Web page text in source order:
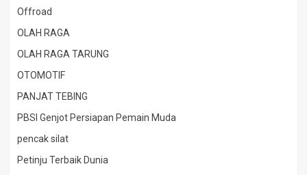
Offroad
OLAH RAGA
OLAH RAGA TARUNG
OTOMOTIF
PANJAT TEBING
PBSI Genjot Persiapan Pemain Muda
pencak silat
Petinju Terbaik Dunia